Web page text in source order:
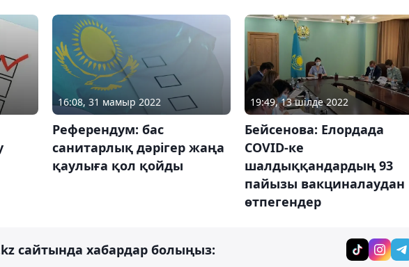
16:08, 31 мамыр 2022
Референдум: бас
санитарлық дәрігер жаңа
қаулыға қол қойды
19:49, 13 шілде 2022
Бейсенова: Елордада
COVID-ке
шалдыққандардың 93
пайызы вакциналаудан
өтпегендер
сайтында хабардар болыңыз: